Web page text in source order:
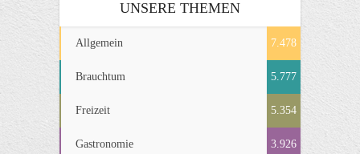
UNSERE THEMEN
Allgemein 7.478
Brauchtum 5.777
Freizeit 5.354
Gastronomie 3.926